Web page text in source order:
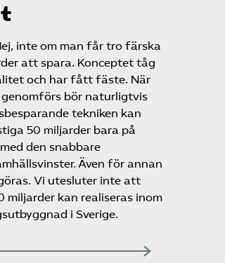
inte om man får tro färska
att spara. Konceptet tåg
och har fått fäste. När
bör naturligtvis
tekniken kan
50 miljarder bara på
den snabbare
Även för annan
Vi utesluter inte att
miljarder kan realiseras inom
i Sverige.